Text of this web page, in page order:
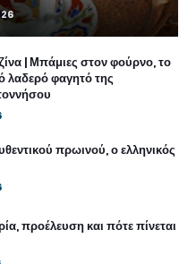
| Μπάμιες στον φούρνο, το
λαδερό φαγητό της
πρωινού, ο ελληνικός
προέλευση και πότε πίνεται